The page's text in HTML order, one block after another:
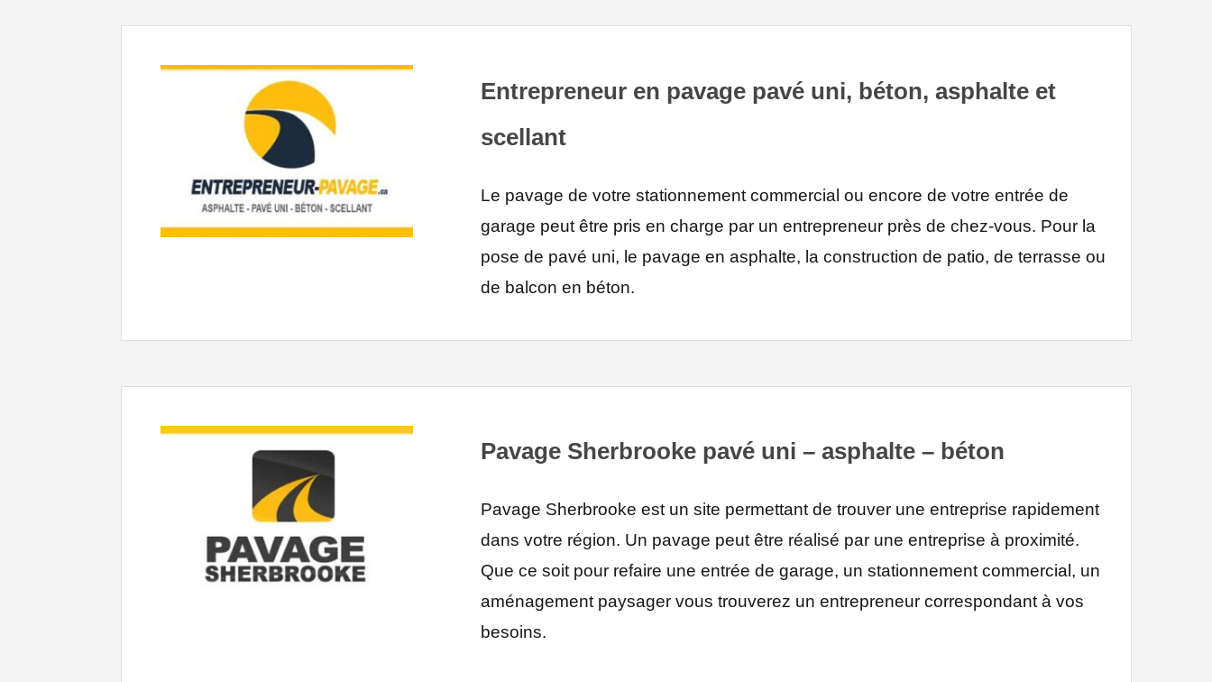
Entrepreneur en pavage pavé uni, béton, asphalte et
scellant
Le pavage de votre stationnement commercial ou encore de votre entrée de
garage peut être pris en charge par un entrepreneur près de chez-vous. Pour la
pose de pavé uni, le pavage en asphalte, la construction de patio, de terrasse ou
de balcon en béton.
Pavage Sherbrooke pavé uni – asphalte – béton
Pavage Sherbrooke est un site permettant de trouver une entreprise rapidement
dans votre région. Un pavage peut être réalisé par une entreprise à proximité.
Que ce soit pour refaire une entrée de garage, un stationnement commercial, un
aménagement paysager vous trouverez un entrepreneur correspondant à vos
besoins.